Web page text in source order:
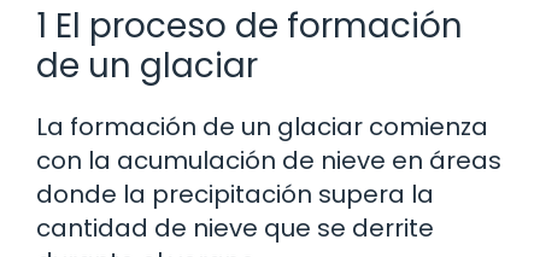
1 El proceso de formación
de un glaciar
La formación de un glaciar comienza
con la acumulación de nieve en áreas
donde la precipitación supera la
cantidad de nieve que se derrite